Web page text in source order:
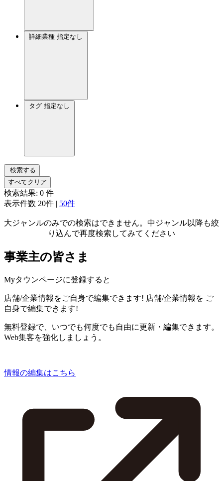
詳細業種 指定なし
タグ 指定なし
検索する
すべてクリア
検索結果: 0 件
表示件数 20件 | 50件
大ジャンルのみでの検索はできません。中ジャンル以降も絞
り込んで再度検索してみてください
事業主の皆さま
Myタウンページに登録すると
店舗/企業情報をご自身で編集できます! 店舗/企業情報を ご
自身で編集できます!
無料登録で、いつでも何度でも自由に更新・編集できます。
Web集客を強化しましょう。
情報の編集はこちら